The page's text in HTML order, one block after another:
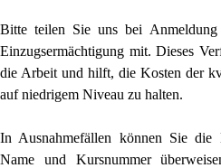
Bitte teilen Sie uns bei
Einzugsermächtigung mit. Dieses
die Arbeit und hilft, die Kosten der
auf niedrigem Niveau zu halten.
In Ausnahmefällen können Sie die
Name und Kursnummer